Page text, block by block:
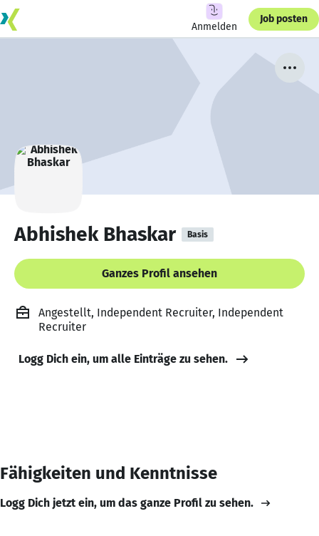
Anmelden
Job posten
Abhishek Bhaskar Basis
Ganzes Profil ansehen
Angestellt, Independent Recruiter, Independent
Recruiter
Logg Dich ein, um alle Einträge zu sehen.
Fähigkeiten und Kenntnisse
Logg Dich jetzt ein, um das ganze Profil zu sehen.